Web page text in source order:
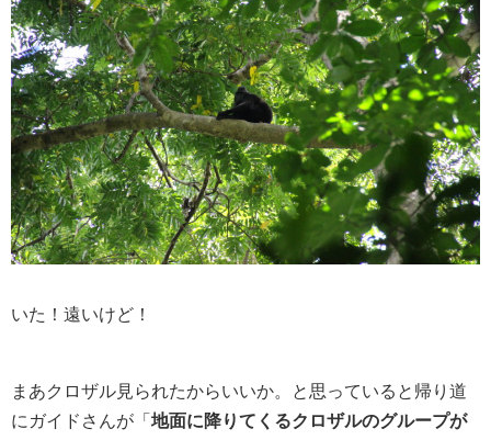
いた！遠いけど！
まあクロザル見られたからいいか。と思っていると帰り道
にガイドさんが「 地面に降りてくるクロザルのグループが